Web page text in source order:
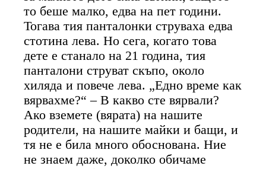
то беше малко, едва на пет години.
Тогава тия панталонки струваха едва
стотина лева. Но сега, когато това
дете е станало на 21 година, тия
панталони струват скъпо, около
хиляда и повече лева. „Едно време как
вярвахме?“ – В какво сте вярвали?
Ако вземете (вярата) на нашите
родители, на нашите майки и бащи, и
тя не е била много обоснована. Ние
не знаем даже, доколко обичаме